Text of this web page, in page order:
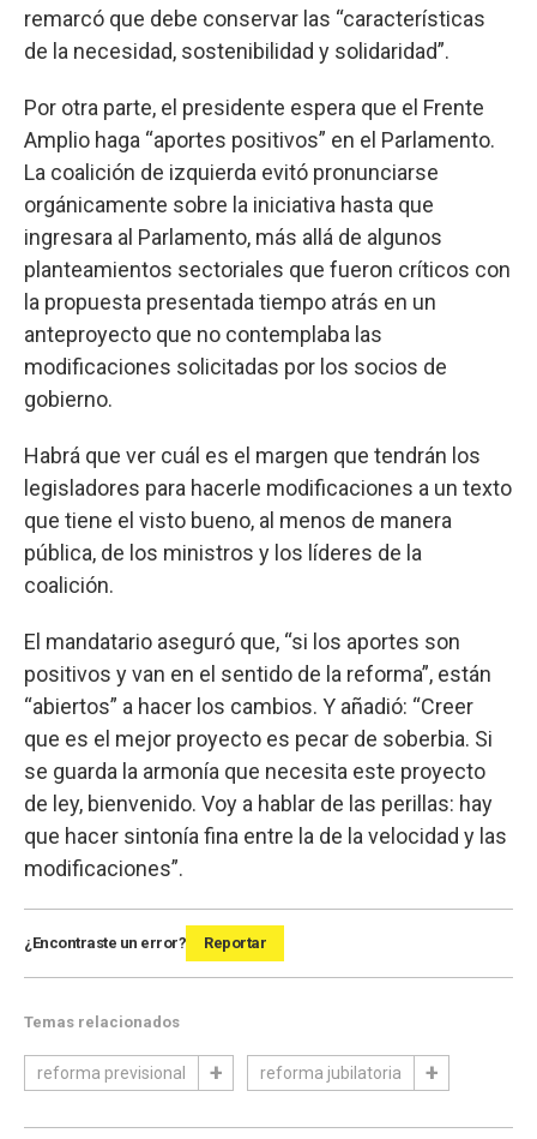
remarcó que debe conservar las “características
de la necesidad, sostenibilidad y solidaridad”.
Por otra parte, el presidente espera que el Frente
Amplio haga “aportes positivos” en el Parlamento.
La coalición de izquierda evitó pronunciarse
orgánicamente sobre la iniciativa hasta que
ingresara al Parlamento, más allá de algunos
planteamientos sectoriales que fueron críticos con
la propuesta presentada tiempo atrás en un
anteproyecto que no contemplaba las
modificaciones solicitadas por los socios de
gobierno.
Habrá que ver cuál es el margen que tendrán los
legisladores para hacerle modificaciones a un texto
que tiene el visto bueno, al menos de manera
pública, de los ministros y los líderes de la
coalición.
El mandatario aseguró que, “si los aportes son
positivos y van en el sentido de la reforma”, están
“abiertos” a hacer los cambios. Y añadió: “Creer
que es el mejor proyecto es pecar de soberbia. Si
se guarda la armonía que necesita este proyecto
de ley, bienvenido. Voy a hablar de las perillas: hay
que hacer sintonía fina entre la de la velocidad y las
modificaciones”.
¿Encontraste un error? Reportar
Temas relacionados
reforma previsional reforma jubilatoria